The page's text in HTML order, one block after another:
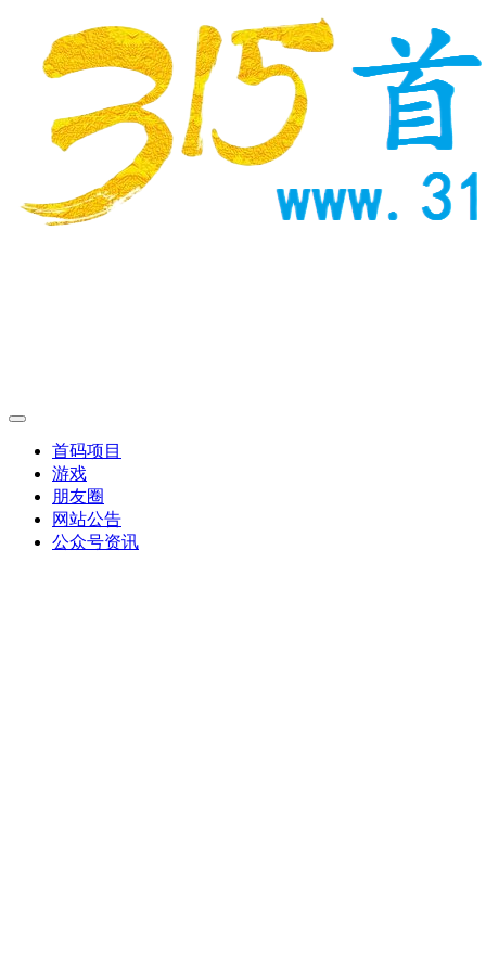
首码项目
游戏
朋友圈
网站公告
公众号资讯